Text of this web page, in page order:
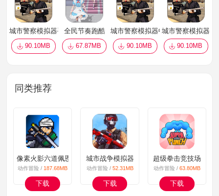
城市警察模拟器手机1.1 版
90.10MB
全民节奏跑酷
67.87MB
城市警察模拟器中文版
90.10MB
城市警察模拟器
90.10MB
同类推荐
像素火影六道佩恩
动作冒险 / 187.68MB
下载
城市战争模拟器
动作冒险 / 52.31MB
下载
超级拳击竞技场
动作冒险 /63.80MB
下载